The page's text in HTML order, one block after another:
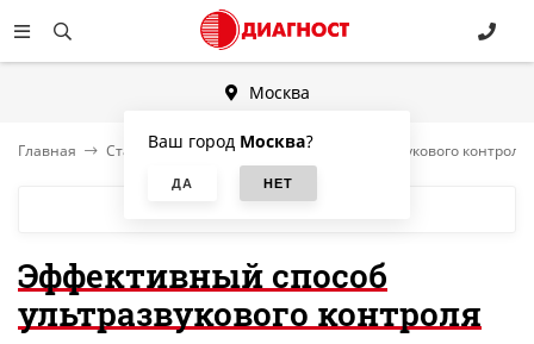
Москва
Ваш город Москва?
Главная Статьи Эффективный способ ультразвукового
Эффективный способ
ультразвукового контроля